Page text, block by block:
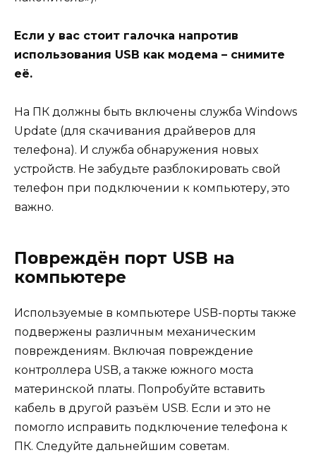
Если у вас стоит галочка напротив
использования USB как модема – снимите
её.
На ПК должны быть включены служба Windows
Update (для скачивания драйверов для
телефона). И служба обнаружения новых
устройств. Не забудьте разблокировать свой
телефон при подключении к компьютеру, это
важно.
Повреждён порт USB на
компьютере
Используемые в компьютере USB-порты также
подвержены различным механическим
повреждениям. Включая повреждение
контроллера USB, а также южного моста
материнской платы. Попробуйте вставить
кабель в другой разъём USB. Если и это не
помогло исправить подключение телефона к
ПК. Следуйте дальнейшим советам.